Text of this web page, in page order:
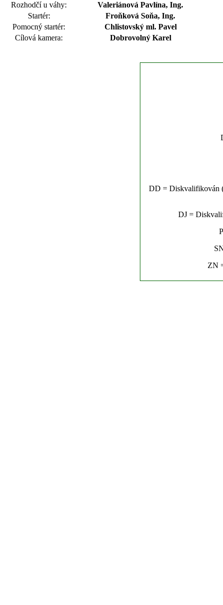
Rozhodčí u váhy:
Valeriánová Pavlína, Ing.
Startér:
Froňková Soňa, Ing.
Pomocný startér:
Chlistovský ml. Pavel
Cílová kamera:
Dobrovolný Karel
DD = Diskvalifikován
DJ =
ZN